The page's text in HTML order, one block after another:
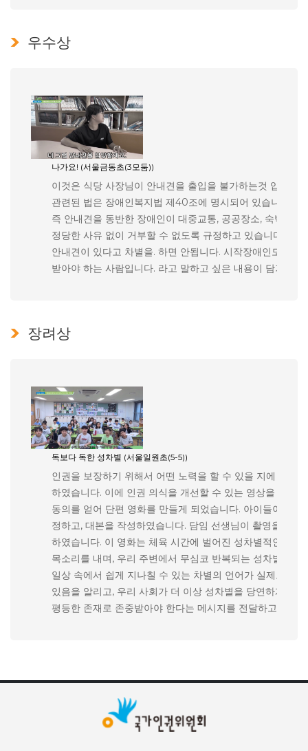
우수상
나가요! (서울금동초(3모둠))
이것은 식당 사장님이 안내견을 출입을 불가하는것 입니다.
관련된 법은 장애인복지법 제40조에 명시되어 있습니다.
즉 안내견을 동반한 장애인이 대중교통, 공공장소, 숙박시설
정당한 사유 없이 거부할 수 없도록 규정하고 있습니다. 이
안내견이 있다고 차별을. 하면 안됩니다. 시작장애인도 우리
받아야 하는 사람입니다. 라고 말하고 싶은 내용이 담겨있습
장려상
독보다 독한 성차별 (서울일원초(5-5))
인권을 보장하기 위해서 어떤 노력을 할 수 있을 지에 대해
하였습니다. 이에 인권 의식을 개선할 수 있는 영상을 만들
동의를 얻어 단편 영화를 만들게 되었습니다. 아이들이 직
정하고, 대본을 작성하였습니다. 담임 선생님이 촬영을 하고
하였습니다. 이 영화는 체육 시간에 벌어진 성차별적인 발
목소리를 내며, 우리 주변에서 무심코 반복되는 성차별의
일상 속에서 쉽게 지나칠 수 있는 차별의 언어가 실제로는
있음을 알리고, 우리 사회가 더 이상 성차별을 당연하게 여
평등한 존재로 존중받아야 한다는 메시지를 전달하고자 하